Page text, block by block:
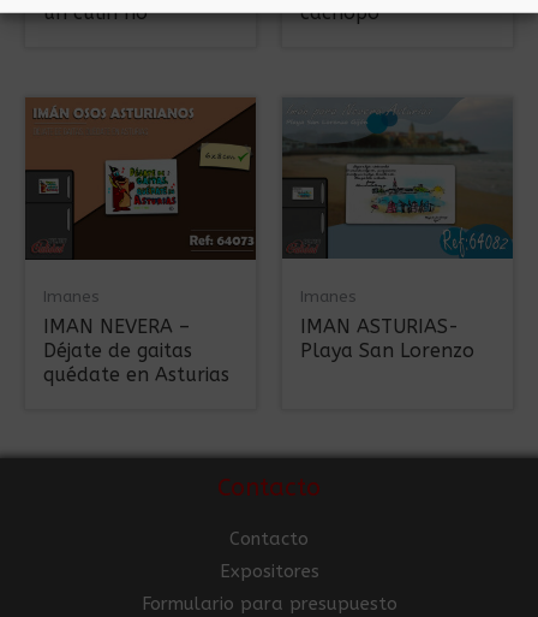
un culin ho
cachopo
Imanes
IMAN NEVERA –
Déjate de gaitas
quédate en Asturias
Imanes
IMAN ASTURIAS-
Playa San Lorenzo
Contacto
Contacto
Expositores
Formulario para presupuesto